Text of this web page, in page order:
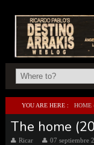
YOU ARE HERE : HOME
The home
Ricar 07 septiembre